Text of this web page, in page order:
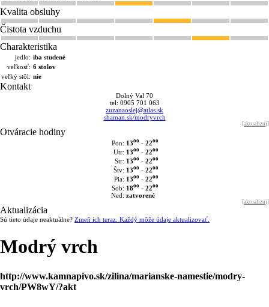
Kvalita obsluhy
Čistota vzduchu
Charakteristika
jedlo: iba studené
veľkosť: 6 stolov
veľký stôl: nie
Kontakt
Dolný Val 70
tel: 0905 701 063
zuzanaoslej@atlas.sk
shaman.sk/modryvrch
[aktualizuj]
Otváracie hodiny
Pon: 13oo- 22oo
Utr: 13oo- 22oo
Str: 13oo- 22oo
Štv: 13oo- 22oo
Pia: 13oo- 22oo
Sob: 18oo- 22oo
Ned: zatvorené
[aktualizuj]
Aktualizácia
Sú tieto údaje neaktuálne? Zmeň ich teraz. Každý môže údaje aktualizovať.
Modrý vrch
http://www.kamnapivo.sk/zilina/marianske-namestie/modry-
vrch/PW8wY/?akt